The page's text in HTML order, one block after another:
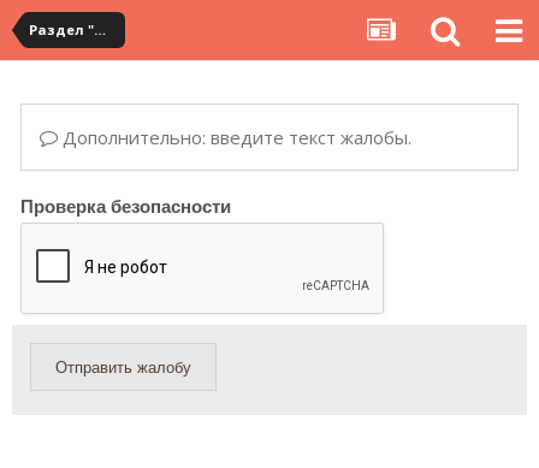
Раздел "Мои посылки" на сервисе YouCanBuy
Дополнительно: введите текст жалобы.
Проверка безопасности
Отправить жалобу